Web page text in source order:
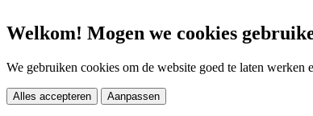
Welkom! Mogen we cookies
We gebruiken cookies om de website goed te laten
Alles accepteren Aanpassen